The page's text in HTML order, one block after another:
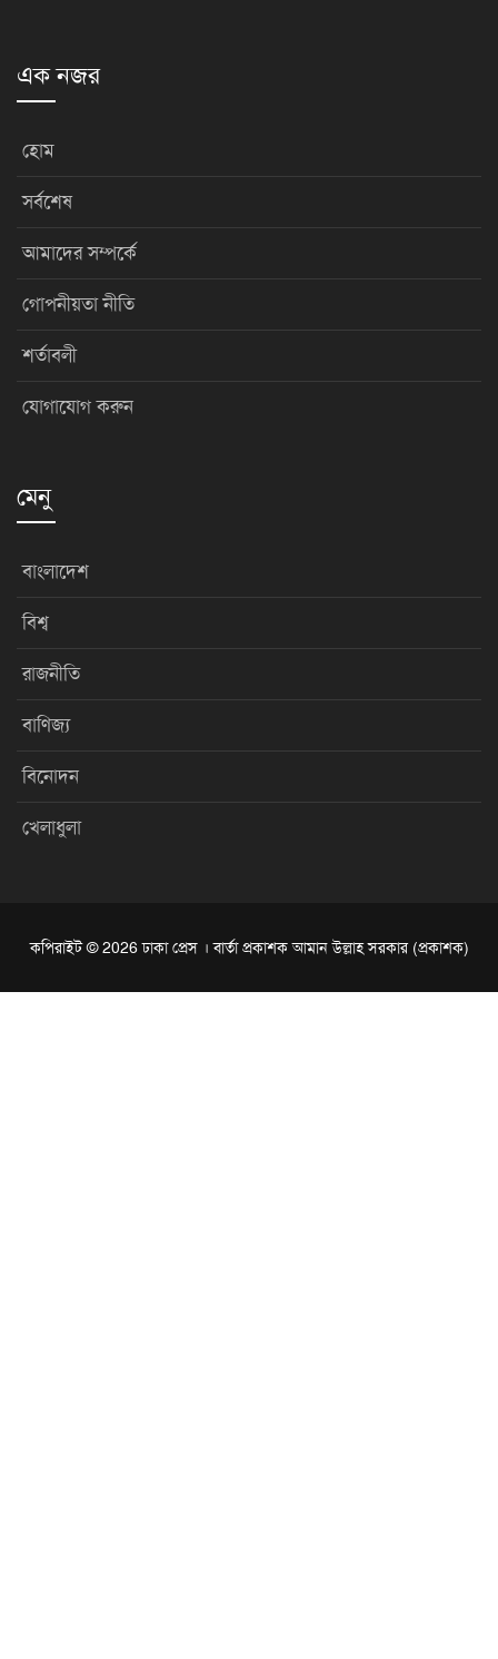
এক নজর
হোম
সর্বশেষ
আমাদের সম্পর্কে
গোপনীয়তা নীতি
শর্তাবলী
যোগাযোগ করুন
মেনু
বাংলাদেশ
বিশ্ব
রাজনীতি
বাণিজ্য
বিনোদন
খেলাধুলা
কপিরাইট © 2026 ঢাকা প্রেস । বার্তা প্রকাশক আমান উল্লাহ সরকার (প্রকাশক)